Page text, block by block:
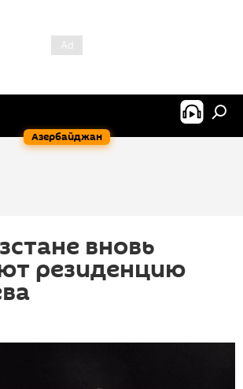
Азербайджан
вновь
резиденцию